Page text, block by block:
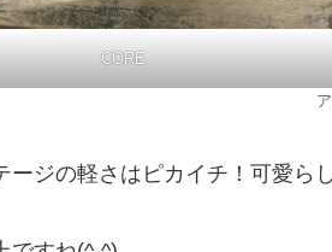
CORE
ージの軽さはピカイチ！可愛ら